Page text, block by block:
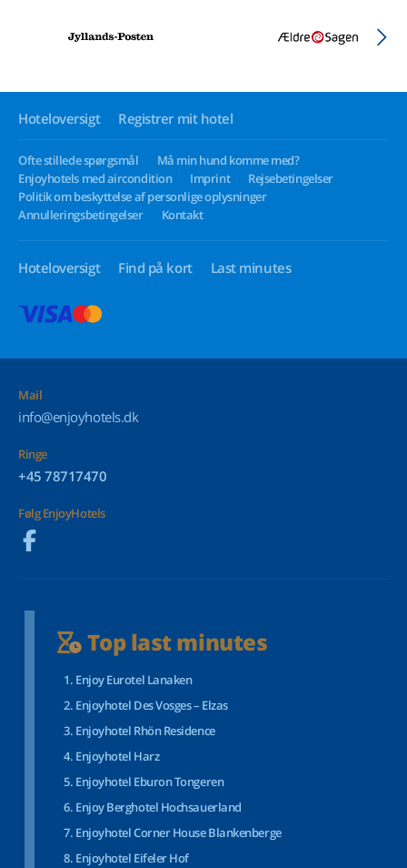
Hoteloversigt Registrer mit hotel
Ofte stillede spørgsmål
Må min hund komme med?
Enjoyhotels med aircondition
Imprint
Rejsebetingelser
Politik om beskyttelse af personlige oplysninger
Annulleringsbetingelser
Kontakt
Hoteloversigt Find på kort Last minutes
Mail
info@enjoyhotels.dk
Ringe
+45 78717470
Følg EnjoyHotels
Top last minutes
Enjoy Eurotel Lanaken
Enjoyhotel Des Vosges – Elzas
Enjoyhotel Rhön Residence
Enjoyhotel Harz
Enjoyhotel Eburon Tongeren
Enjoy Berghotel Hochsauerland
Enjoyhotel Corner House Blankenberge
Enjoyhotel Eifeler Hof